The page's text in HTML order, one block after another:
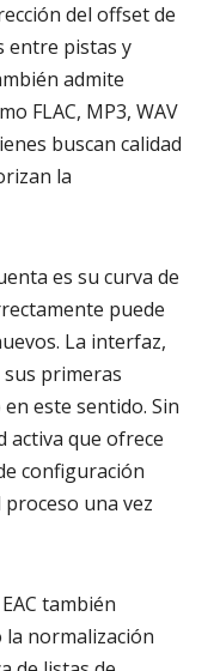
del offset de
entre pistas y
admite
FLAC, MP3, WAV
buscan calidad
la
es su curva de
puede
La interfaz,
sus primeras
este sentido. Sin
activa que ofrece
configuración
una vez
también
normalización